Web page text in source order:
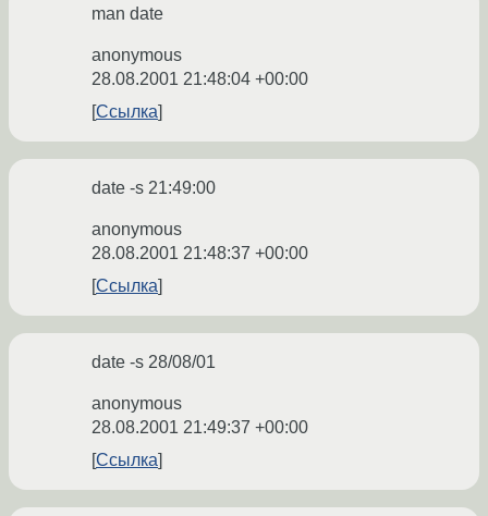
man date
anonymous
28.08.2001 21:48:04 +00:00
Ссылка
date -s 21:49:00
anonymous
28.08.2001 21:48:37 +00:00
Ссылка
date -s 28/08/01
anonymous
28.08.2001 21:49:37 +00:00
Ссылка